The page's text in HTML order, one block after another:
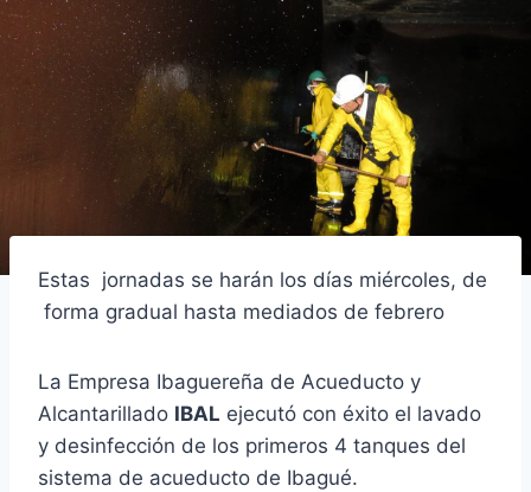
Estas jornadas se harán los días miércoles, de
forma gradual hasta mediados de febrero
La Empresa Ibaguereña de Acueducto y
Alcantarillado IBAL ejecutó con éxito el lavado
y desinfección de los primeros 4 tanques del
sistema de acueducto de Ibagué.